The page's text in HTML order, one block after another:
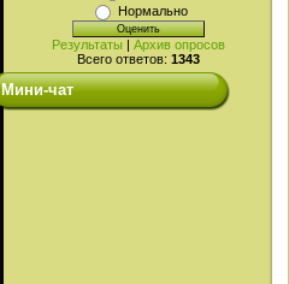
Нормально
Результаты | Архив опросов
Всего ответов: 1343
Мини-чат